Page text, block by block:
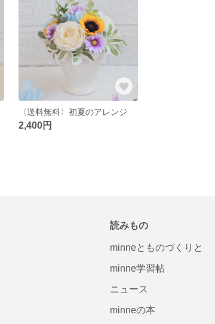
〈送料無料〉初夏のアレンジ
2,400円
読みもの
minneとものづくりと
minne学習帖
ニュース
minneの本